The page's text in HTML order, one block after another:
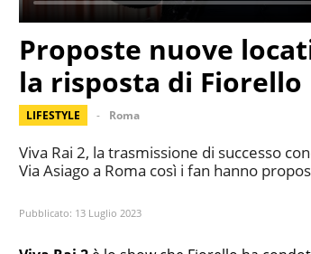
Proposte nuove
la risposta di Fiorello
LIFESTYLE Roma
Viva Rai 2, la trasmissione di successo
Via Asiago a Roma così i fan hanno
Pubblicato: 13 Luglio 2023